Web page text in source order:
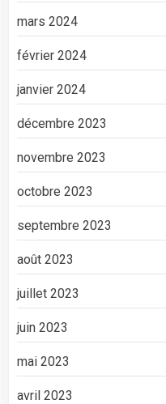
mars 2024
février 2024
janvier 2024
décembre 2023
novembre 2023
octobre 2023
septembre 2023
août 2023
juillet 2023
juin 2023
mai 2023
avril 2023